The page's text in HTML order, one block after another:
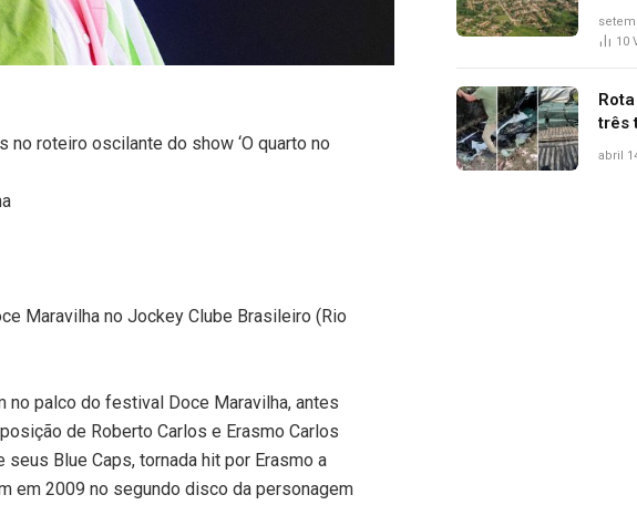
roteiro oscilante do show ‘O quarto no
Maravilha no Jockey Clube Brasileiro (Rio
no palco do festival Doce Maravilha, antes
de Roberto Carlos e Erasmo Carlos
Blue Caps, tornada hit por Erasmo a
em 2009 no segundo disco da personagem
10
três
abril